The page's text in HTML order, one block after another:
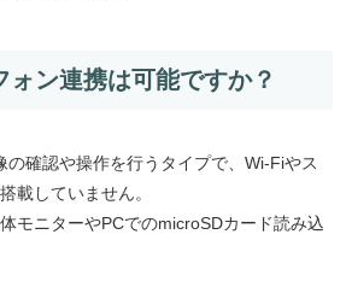
ン連携は可能ですか？
の確認や操作を行うタイプで、Wi-Fiやス
載していません。
モニターやPCでのmicroSDカード読み込